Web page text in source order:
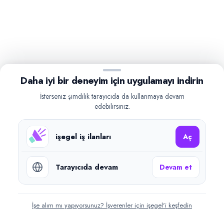
Daha iyi bir deneyim için uygulamayı indirin
İsterseniz şimdilik tarayıcıda da kullanmaya devam
edebilirsiniz.
işegel iş ilanları Aç
Tarayıcıda devam Devam et
İşe alım mı yapıyorsunuz? İşverenler için işegel'i keşfedin